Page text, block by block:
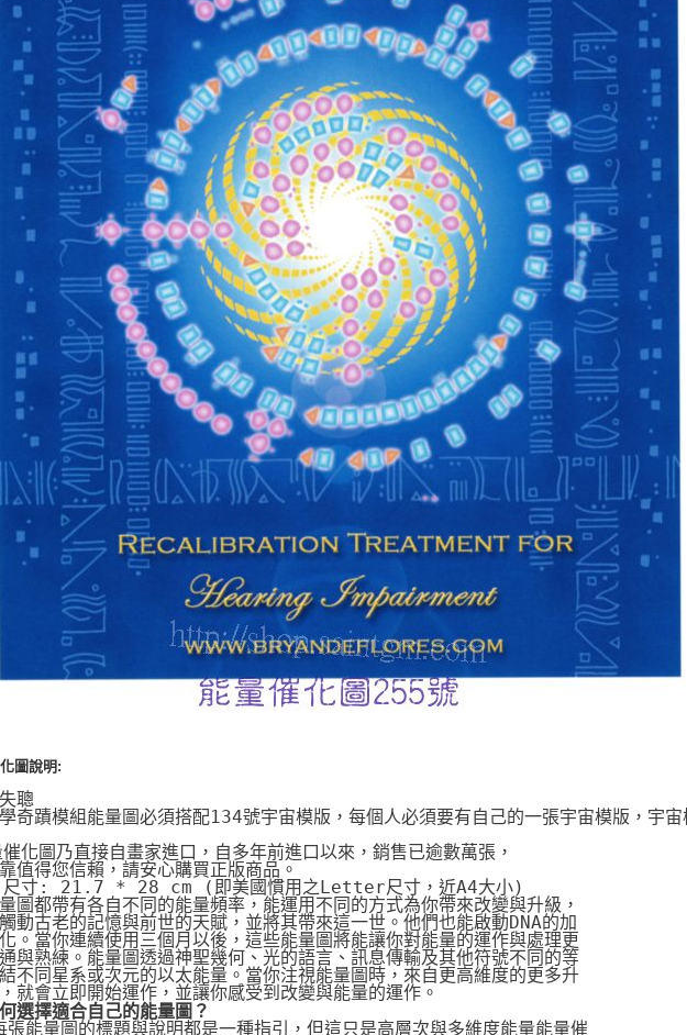
圖說明:
聰
奇蹟模組能量圖必須搭配134號宇宙模版，每個人必須要有自己的一張宇宙模版，宇宙
化圖乃直接自畫家進口，自多年前進口以來，銷售已逾數萬張，
值得您信賴，請安心購買正版商品。
尺寸: 21.7 * 28 cm (即美國慣用之Letter尺寸，近A4大小)
圖都帶有各自不同的能量頻率，能運用不同的方式為你帶來改變與升級，
動古老的記憶與前世的天賦，並將其帶來這一世。他們也能啟動DNA的加
。當你連續使用三個月以後，這些能量圖將能讓你對能量的運作與處理更
與熟練。能量圖透過神聖幾何、光的語言、訊息傳輸及其他符號不同的等
不同星系或次元的以太能量。當你注視能量圖時，來自更高維度的更多升
就會立即開始運作，並讓你感受到改變與能量的運作。
選擇適合自己的能量圖？
能量圖的標題與說明都是一種指引，但這只是高層次與多維度能量能量催